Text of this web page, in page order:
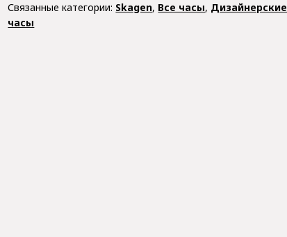
Связанные категории: Skagen, Все часы, Дизайнерские
часы